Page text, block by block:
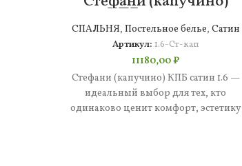
КПБ сатин 1.6
СПАЛЬНЯ, Постельное белье, Сатин
Артикул: 1.6-Ст-кап
11180,00₽
Стефани (капучино) КПБ сатин 1.6 —
идеальный выбор для тех, кто
одинаково ценит комфорт, эстетику